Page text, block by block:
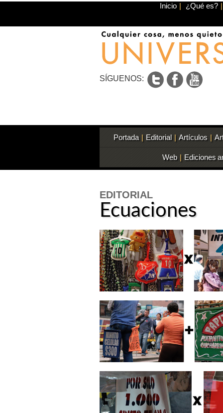
Inicio | ¿Qué es? |
SÍGUENOS:
Portada | Editorial | Artículos |
Web | Ediciones
EDITORIAL
Ecuaciones